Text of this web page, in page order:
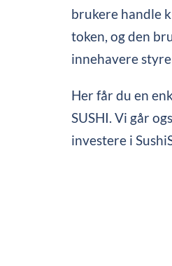
brukere handle
token, og den
innehavere
Her får du en
SUSHI. Vi går
investere i